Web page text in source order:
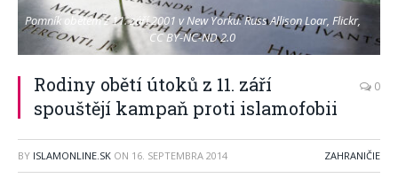
Pomník obětem z 11. září 2001 v New Yorku.Russ Allison Loar, Flickr,
CC BY-NC-ND 2.0
Rodiny obětí útoků z 11. září
spouštějí kampaň proti islamofobii
0
BY ISLAMONLINE.SK ON 16. SEPTEMBRA 2014 ZAHRANIČIE